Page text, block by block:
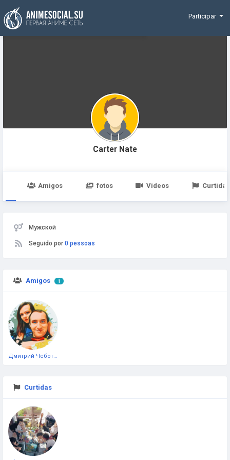
Funding
Participar
Carter Nate
Amigos fotos Vídeos Curtidas
Мужской
Seguido por 0 pessoas
Amigos 1
Curtidas